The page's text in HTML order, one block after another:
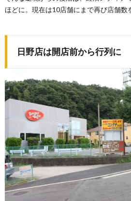
ほどに。現在は10店舗にまで再び店舗数
日野店は開店前から行列に